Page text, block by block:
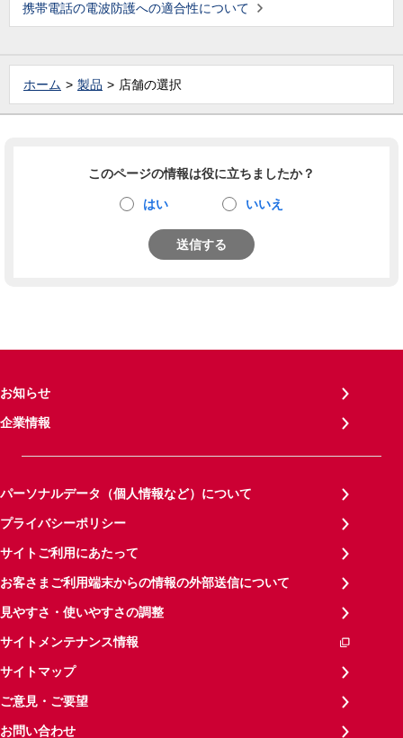
携帯電話の電波防護への適合性について
ホーム 製品 店舗の選択
このページの情報は役に立ちましたか？
はい いいえ
送信する
お知らせ
企業情報
パーソナルデータ（個人情報など）について
プライバシーポリシー
サイトご利用にあたって
お客さまご利用端末からの情報の外部送信について
見やすさ・使いやすさの調整
サイトメンテナンス情報
サイトマップ
ご意見・ご要望
お問い合わせ